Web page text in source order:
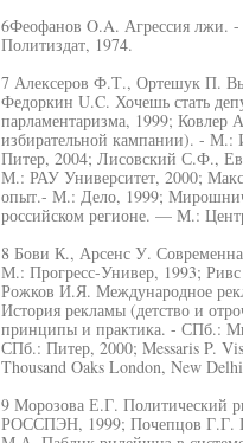
6Феофанов O.A. Агрессия лжи.
Политиздат, 1974.
7 Алексеров Ф.Т., Ортешук П.
Федоркин U.C. Хочешь стать
парламентаризма, 1999; Ковлер
избирательной кампании). -
Питер, 2004; Лисовский С.Ф.,
М.: РАУ Университет, 2000;
опыт.- М.: Дело, 1999;
российском регионе. — М.:
8 Бови К., Арсенс У.
М.: Прогресс-Универ, 1993;
Рожков И.Я. Международное
История рекламы (детство и
принципы и практика. - СПб.:
СПб.: Питер, 2000; Messaris P.
Thousand Oaks London, New
9 Морозова Е.Г. Политический
РОССПЭН, 1999; Почепцов Г.Г.